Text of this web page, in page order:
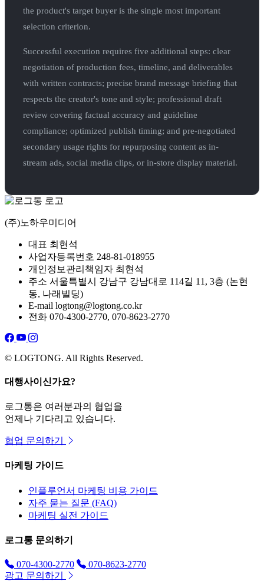
the product's target buyer is the single most important
selection criterion.
Successful execution requires five additional steps: clear
negotiation of production fees, timeline, and deliverables
with written contracts; precise brand message briefing that
respects the creator's tone and style; professional draft
review covering factual accuracy and guideline
compliance; optimized publish timing; and pre-negotiated
secondary usage rights for repurposing content as in-
stream ads, social media clips, or in-store display material.
(주)노하우미디어
대표 최현석
사업자등록번호 248-81-018955
개인정보관리책임자 최현석
주소 서울특별시 강남구 강남대로 114길 11, 3층 (논현
동, 나래빌딩)
E-mail logtong@logtong.co.kr
전화 070-4300-2770, 070-8623-2770
© LOGTONG. All Rights Reserved.
대행사이신가요?
로그통은 여러분과의 협업을
언제나 기다리고 있습니다.
협업 문의하기
마케팅 가이드
인플루언서 마케팅 비용 가이드
자주 묻는 질문 (FAQ)
마케팅 실전 가이드
로그통 문의하기
070-4300-2770
070-8623-2770
광고 문의하기